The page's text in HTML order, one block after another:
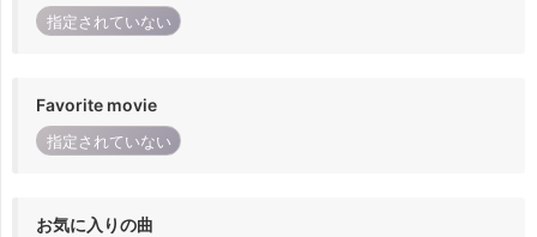
指定されていない
Favorite movie
指定されていない
お気に入りの曲